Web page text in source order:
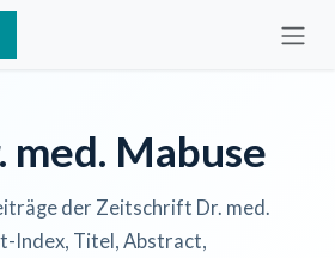
Mabuse
der Zeitschrift Dr. med.
Index, Titel, Abstract,